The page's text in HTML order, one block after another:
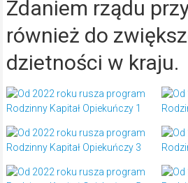
Zdaniem rządu
również do
dzietności w kraju.